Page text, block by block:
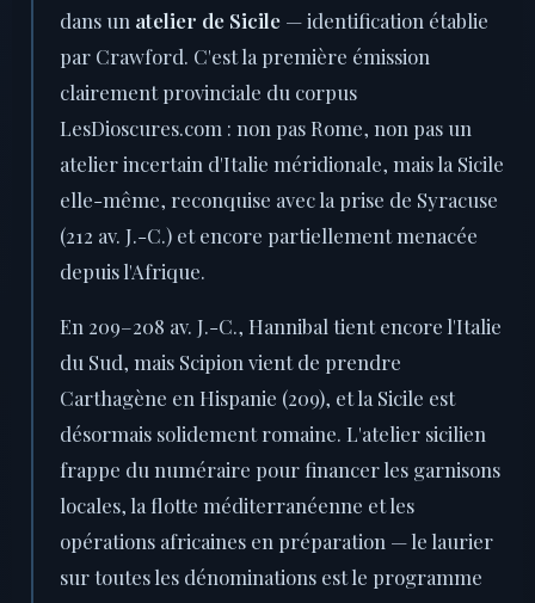
dans un atelier de Sicile — identification établie
par Crawford. C'est la première émission
clairement provinciale du corpus
LesDioscures.com : non pas Rome, non pas un
atelier incertain d'Italie méridionale, mais la Sicile
elle-même, reconquise avec la prise de Syracuse
(212 av. J.-C.) et encore partiellement menacée
depuis l'Afrique.
En 209–208 av. J.-C., Hannibal tient encore l'Italie
du Sud, mais Scipion vient de prendre
Carthagène en Hispanie (209), et la Sicile est
désormais solidement romaine. L'atelier sicilien
frappe du numéraire pour financer les garnisons
locales, la flotte méditerranéenne et les
opérations africaines en préparation — le laurier
sur toutes les dénominations est le programme